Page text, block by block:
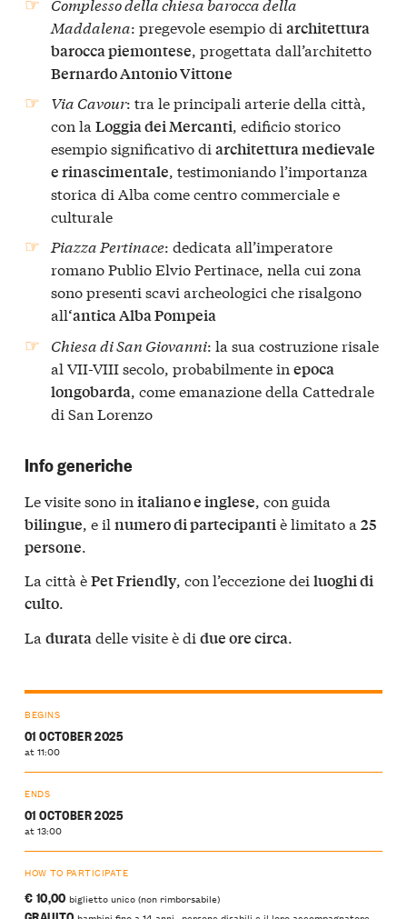
Maddalena: pregevole esempio diarchitettura
barocca piemontese , progettata dall’architetto
Bernardo Antonio Vittone
Via Cavour: tra le principali arterie della città,
con laLoggia dei Mercanti, edificio storico
esempio significativo diarchitettura medievale
e rinascimentale, testimoniando l’importanza
storica di Alba come centro commerciale e
culturale
Piazza Pertinace: dedicata all’imperatore
romano Publio Elvio Pertinace, nella cui zona
sono presenti scavi archeologici che risalgono
all‘antica Alba Pompeia
Chiesa di San Giovanni: la sua costruzione risale
al VII-VIII secolo, probabilmente inepoca
longobarda, come emanazione della Cattedrale
di San Lorenzo
Info generiche
Le visite sono in italiano e inglese, con guida
bilingue, e il numero di partecipantiè limitato a 25
persone.
La città èPet Friendly, con l’eccezione dei luoghi di
culto.
La duratadelle visite è di due ore circa.
BEGINS
01 OCTOBER 2025
at 11:00
ENDS
01 OCTOBER 2025
at 13:00
HOW TO PARTICIPATE
€ 10,00 biglietto unico (non rimborsabile)